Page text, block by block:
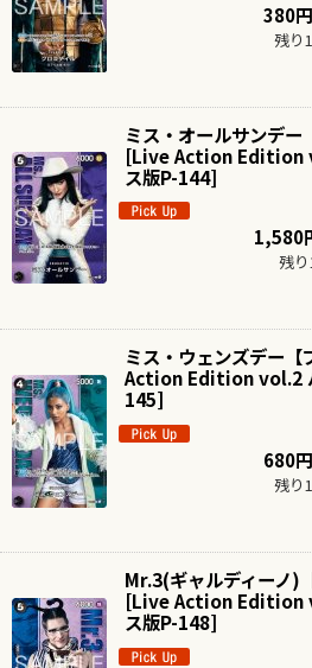
380円
残り
ミス・オールサンデー
[Live Action Edition
ス版P-144]
1,580
残
ミス・ウェンズデー【
Action Edition vol.2
145]
680円
残り
Mr.3(ギャルディーノ)
[Live Action Edition
ス版P-148]